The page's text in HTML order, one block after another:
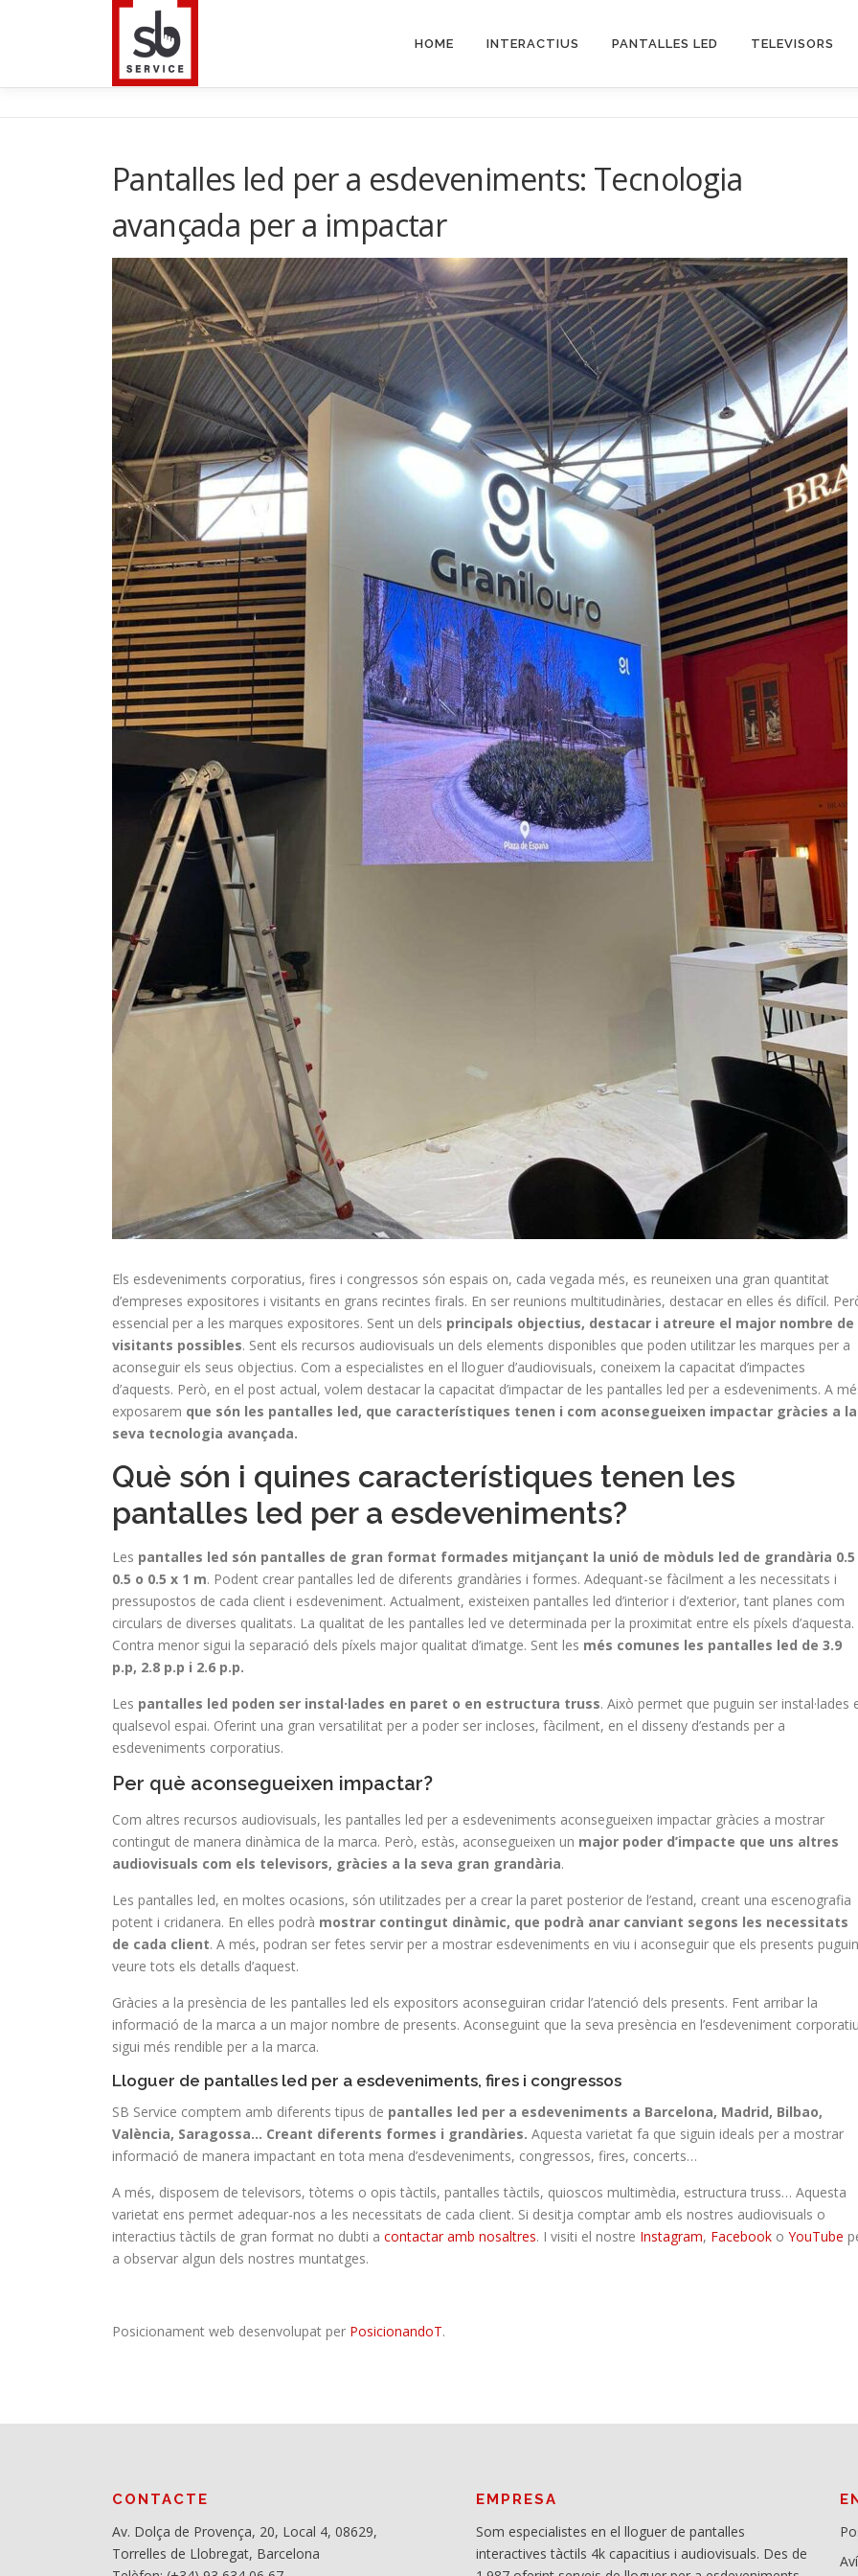
HOME INTERACTIUS PANTALLES LED TELEVISORS
Pantalles led per a esdeveniments: Tecnologia
avançada per a impactar
Els esdeveniments corporatius, fires i congressos són espais on, cada vegada més, es reuneixen una gran quantitat
d’empreses expositores i visitants en grans recintes firals. En ser reunions multitudinàries, destacar en elles és difícil.
essencial per a les marques expositores. Sent un dels principals objectius, destacar i atreure el major nombre de
visitants possibles. Sent els recursos audiovisuals un dels elements disponibles que poden utilitzar les marques per a
aconseguir els seus objectius. Com a especialistes en el lloguer d’audiovisuals, coneixem la capacitat d’impactes
d’aquests. Però, en el post actual, volem destacar la capacitat d’impactar de les pantalles led per a esdeveniments. A
exposarem que són les pantalles led, que característiques tenen i com aconsegueixen impactar gràcies a la
seva tecnologia avançada.
Què són i quines característiques tenen les
pantalles led per a esdeveniments?
Les pantalles led són pantalles de gran format formades mitjançant la unió de mòduls led de grandària 0.5
0.5 o 0.5 x 1 m. Podent crear pantalles led de diferents grandàries i formes. Adequant-se fàcilment a les necessitats i
pressupostos de cada client i esdeveniment. Actualment, existeixen pantalles led d’interior i d’exterior, tant planes com
circulars de diverses qualitats. La qualitat de les pantalles led ve determinada per la proximitat entre els píxels d’aquesta.
Contra menor sigui la separació dels píxels major qualitat d’imatge. Sent les més comunes les pantalles led de 3.9
p.p, 2.8 p.p i 2.6 p.p.
Les pantalles led poden ser instal·lades en paret o en estructura truss. Això permet que puguin ser instal·lades
qualsevol espai. Oferint una gran versatilitat per a poder ser incloses, fàcilment, en el disseny d’estands per a
esdeveniments corporatius.
Per què aconsegueixen impactar?
Com altres recursos audiovisuals, les pantalles led per a esdeveniments aconsegueixen impactar gràcies a mostrar
contingut de manera dinàmica de la marca. Però, estàs, aconsegueixen un major poder d’impacte que uns altres
audiovisuals com els televisors, gràcies a la seva gran grandària.
Les pantalles led, en moltes ocasions, són utilitzades per a crear la paret posterior de l’estand, creant una escenografia
potent i cridanera. En elles podrà mostrar contingut dinàmic, que podrà anar canviant segons les necessitats
de cada client. A més, podran ser fetes servir per a mostrar esdeveniments en viu i aconseguir que els presents puguin
veure tots els detalls d’aquest.
Gràcies a la presència de les pantalles led els expositors aconseguiran cridar l’atenció dels presents. Fent arribar la
informació de la marca a un major nombre de presents. Aconseguint que la seva presència en l’esdeveniment corporatiu
sigui més rendible per a la marca.
Lloguer de pantalles led per a esdeveniments, fires i congressos
SB Service comptem amb diferents tipus de pantalles led per a esdeveniments a Barcelona, Madrid, Bilbao,
València, Saragossa… Creant diferents formes i grandàries. Aquesta varietat fa que siguin ideals per a mostrar
informació de manera impactant en tota mena d’esdeveniments, congressos, fires, concerts…
A més, disposem de televisors, tòtems o opis tàctils, pantalles tàctils, quioscos multimèdia, estructura truss… Aquesta
varietat ens permet adequar-nos a les necessitats de cada client. Si desitja comptar amb els nostres audiovisuals o
interactius tàctils de gran format no dubti a contactar amb nosaltres. I visiti el nostre Instagram, Facebook o YouTube
a observar algun dels nostres muntatges.
Posicionament web desenvolupat per PosicionandoT.
CONTACTE
Av. Dolça de Provença, 20, Local 4, 08629,
Torrelles de Llobregat, Barcelona
EMPRESA
Som especialistes en el lloguer de pantalles
interactives tàctils 4k capacitius i audiovisuals. Des de